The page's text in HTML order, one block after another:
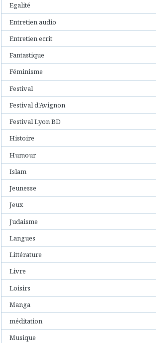
Egalité
Entretien audio
Entretien ecrit
Fantastique
Féminisme
Festival
Festival d'Avignon
Festival Lyon BD
Histoire
Humour
Islam
Jeunesse
Jeux
Judaisme
Langues
Littérature
Livre
Loisirs
Manga
méditation
Musique